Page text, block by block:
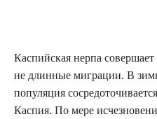
Каспийская нерпа
не длинные миграции. В
популяция
Каспия. По мере